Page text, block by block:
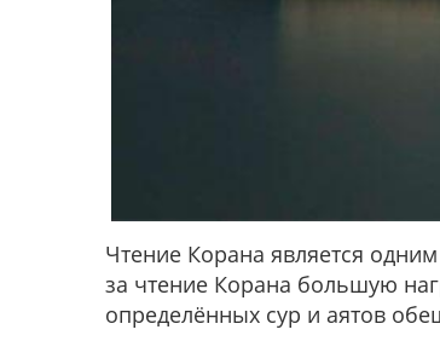
Чтение Корана является
за чтение Корана большую
определённых сур и аятов